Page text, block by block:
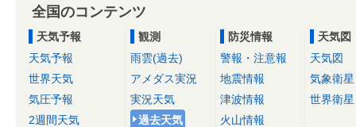
全国のコンテンツ
天気予報
天気予報
世界天気
気圧予報
2週間天気
観測
雨雲(過去)
アメダス実況
実況天気
過去天気
防災情報
警報・注意報
地震情報
津波情報
火山情報
天気図
天気図
気象衛星
世界衛星